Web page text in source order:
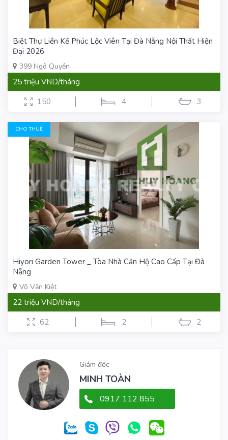
Biệt Thự Liền Kề Phúc Lộc Viên Tại Đà Nẵng Nội Thất Hiện
Đại 2026
399 Ngô Quyền
25 triệu VND/tháng
150
4 3
CHO THUÊ
Hiyori Garden Tower _ Tòa Nhà Căn Hộ Cao Cấp Tại Đà
Nẵng
Võ Văn Kiệt
22 triệu VND/tháng
62
2 2
Giám đốc
MINH TOÀN
0917 112 855